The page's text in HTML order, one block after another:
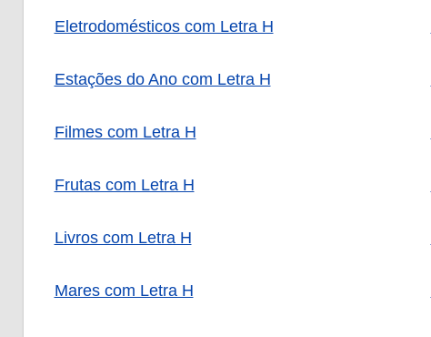
Eletrodomésticos com Letra H
Estações do Ano com Letra H
Filmes com Letra H
Frutas com Letra H
Livros com Letra H
Mares com Letra H